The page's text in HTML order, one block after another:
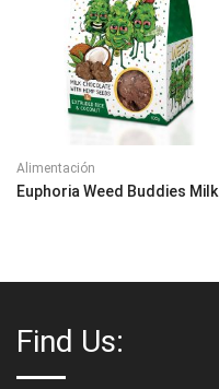
Alimentación
Euphoria Weed Buddies Milk
Find Us: